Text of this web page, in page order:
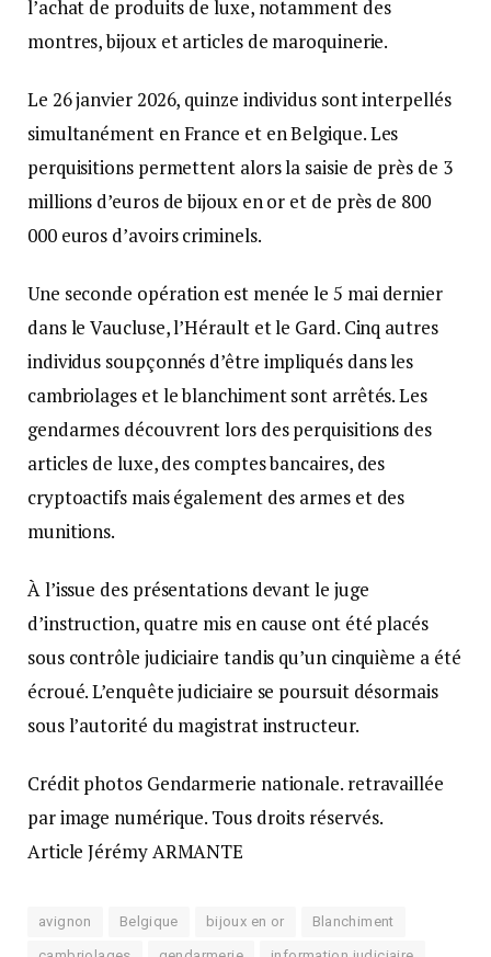
l’achat de produits de luxe, notamment des
montres, bijoux et articles de maroquinerie.
Le 26 janvier 2026, quinze individus sont interpellés
simultanément en France et en Belgique. Les
perquisitions permettent alors la saisie de près de 3
millions d’euros de bijoux en or et de près de 800
000 euros d’avoirs criminels.
Une seconde opération est menée le 5 mai dernier
dans le Vaucluse, l’Hérault et le Gard. Cinq autres
individus soupçonnés d’être impliqués dans les
cambriolages et le blanchiment sont arrêtés. Les
gendarmes découvrent lors des perquisitions des
articles de luxe, des comptes bancaires, des
cryptoactifs mais également des armes et des
munitions.
À l’issue des présentations devant le juge
d’instruction, quatre mis en cause ont été placés
sous contrôle judiciaire tandis qu’un cinquième a été
écroué. L’enquête judiciaire se poursuit désormais
sous l’autorité du magistrat instructeur.
Crédit photos Gendarmerie nationale. retravaillée
par image numérique. Tous droits réservés.
Article Jérémy ARMANTE
avignon Belgique bijoux en or Blanchiment